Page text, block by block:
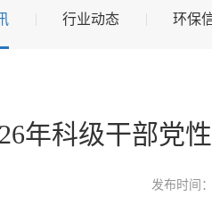
行业动态 环保
年科级干部党
发布时间